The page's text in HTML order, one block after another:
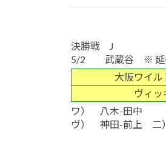
決勝戦 J
5/2 武蔵谷 ※ 延
大阪ワイル
ヴィッ
ワ） 八木-田中
ヴ） 神田-前上 二